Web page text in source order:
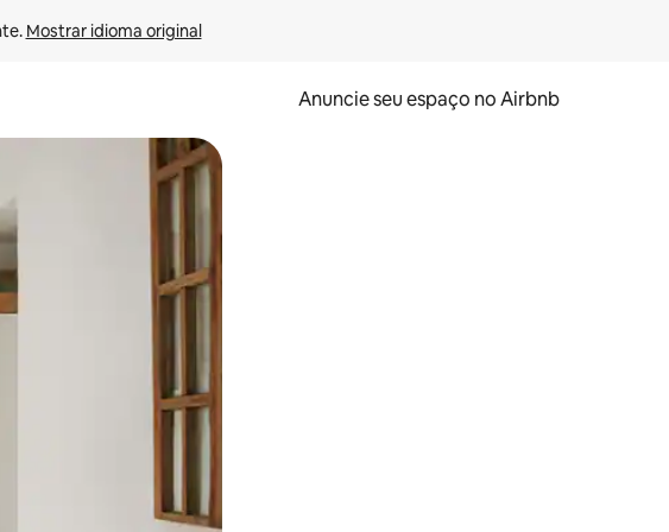
Mostrar idioma original
Anuncie seu espaço no Airbnb
ou tocando e deslizando o dedo na tela.